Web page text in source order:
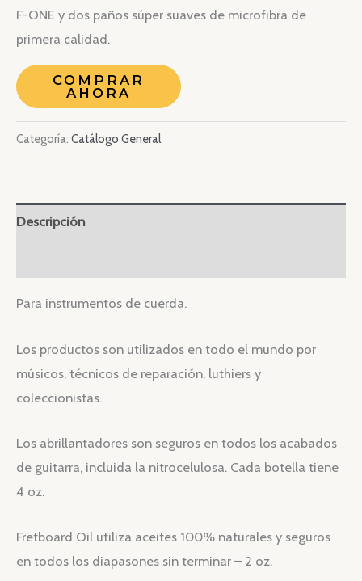
F-ONE y dos paños súper suaves de microfibra de
primera calidad.
COMPRAR
AHORA
Categoría: Catálogo General
Descripción
Para instrumentos de cuerda.
Los productos son utilizados en todo el mundo por
músicos, técnicos de reparación, luthiers y
coleccionistas.
Los abrillantadores son seguros en todos los acabados
de guitarra, incluida la nitrocelulosa. Cada botella tiene
4 oz.
Fretboard Oil utiliza aceites 100% naturales y seguros
en todos los diapasones sin terminar – 2 oz.